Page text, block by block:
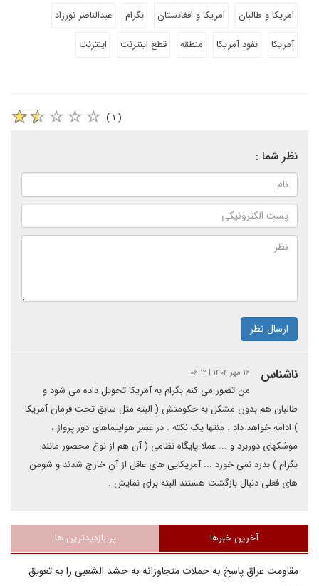
امریکا و طالبان
امریکا و افغانستان بگرام
عبدالناصر نورزاد
آمریکا
نفوذ آمریکا منطقه قطع اینترنت اینترنت
( ۱ )
نظر شما :
ارسال نظر
ناشناس ۱۶ مهر ۱۴۰۴ | ۰۶:۱۲
من تصور می کنم بگرام به آمریکا تحویل داده می شود و
طالبان هم بدون مشکل به حکومتش ( البته مثل سابق تحت فرمان آمریکا
) ادامه خواهد داد . منتها یک نکته . در عصر هواپیماهای دور پرواز ،
موشکهای دوربرد و ... عملا پایگاه نظامی ( آن هم از نوع محصور مانند
بگرام ) بدرد نمی خورد ... آمریکایی های عاقل از آن خارج شدند و شومن
های فعلی دنبال بازگشت هستند البته برای نمایش .
آخرین خبرها پر بازدیدترین ها
مقاومت عراق پاسخ به حملات متجاوزانه به حشد الشعبی را به تعویق